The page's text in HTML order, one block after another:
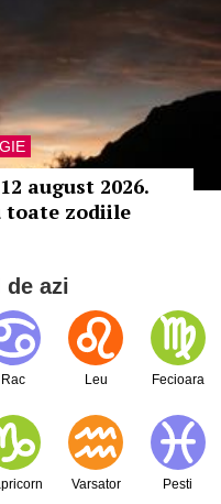
august 2026.
toate zodiile
de azi
Rac Leu Fecioara
Varsator Pesti